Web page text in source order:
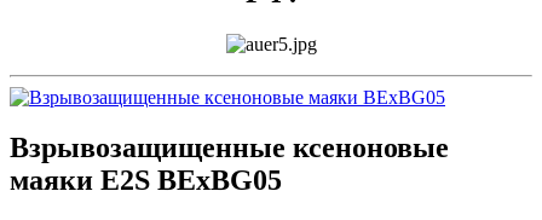
Взрывозащищенные ксеноновые
маяки E2S BExBG05